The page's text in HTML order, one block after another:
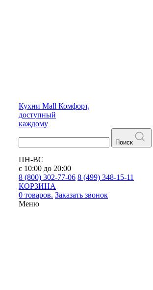
Кухни Mall Комфорт,
доступный
каждому
Поиск
ПН-ВС
с 10:00 до 20:00
8 (800) 302-77-06 8 (499) 348-15-11
КОРЗИНА
0 товаров. Заказать звонок
Меню